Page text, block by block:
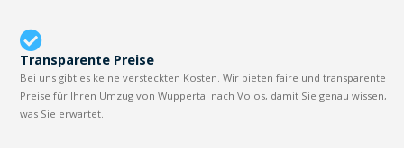
Transparente Preise
Bei uns gibt es keine versteckten Kosten. Wir bieten faire und transparente
Preise für Ihren Umzug von Wuppertal nach Volos, damit Sie genau wissen,
was Sie erwartet.